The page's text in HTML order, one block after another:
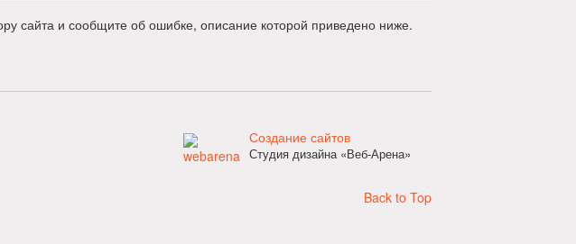
сайта и сообщите об ошибке, описание которой приведено ниже.
Создание сайтов
Студия дизайна «Веб-Арена»
Back to Top